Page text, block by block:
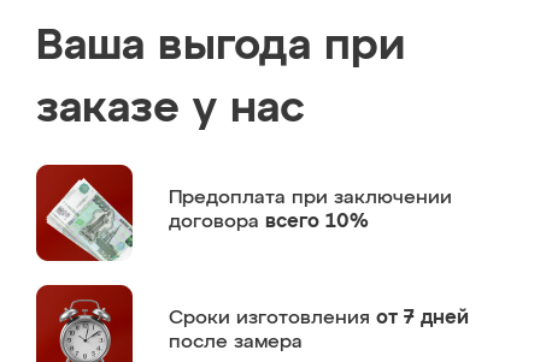
Ваша выгода при
заказе у нас
Предоплата при заключении
договора всего 10%
Сроки изготовления от 7 дней
после замера